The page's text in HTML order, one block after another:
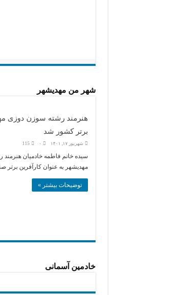
شهر من مهديشهر
هنرمند رشته سوزن دوزی
برتر کشور شد
شهریور ۱۷, ۱۴۰۱ ۰ 115
سیده خانم فاطمه خادمیان
مهدیشهر به عنوان کارآفرین برتر
توضیحات بیشتر »
خادمین آسمانی